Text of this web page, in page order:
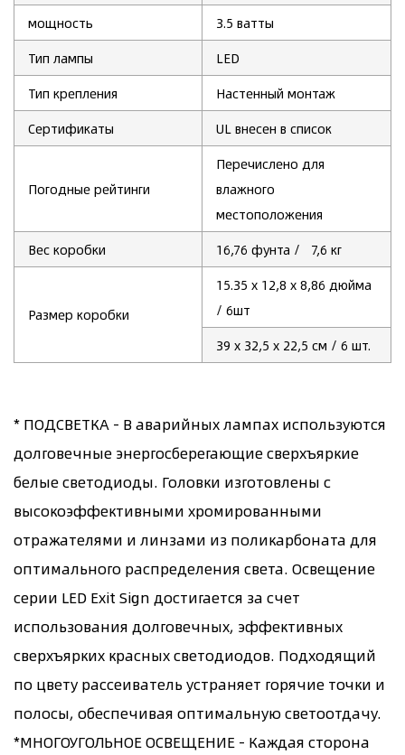
мощность 3.5 ватты
Тип лампы
‎LED
Тип крепления
‎Настенный монтаж
Сертификаты
UL внесен в список
Погодные рейтинги
Перечислено для
влажного
местоположения
Вес коробки
16,76 фунта / 7,6 кг
Размер коробки
15.35 х 12,8 х 8,86 дюйма
/ 6шт
39 х 32,5 х 22,5 см / 6 шт.
* ПОДСВЕТКА - В аварийных лампах используются
долговечные энергосберегающие сверхъяркие
белые светодиоды. Головки изготовлены с
высокоэффективными хромированными
отражателями и линзами из поликарбоната для
оптимального распределения света. Освещение
серии LED Exit Sign достигается за счет
использования долговечных, эффективных
сверхъярких красных светодиодов. Подходящий
по цвету рассеиватель устраняет горячие точки и
полосы, обеспечивая оптимальную светоотдачу.
*МНОГОУГОЛЬНОЕ ОСВЕЩЕНИЕ - Каждая сторона